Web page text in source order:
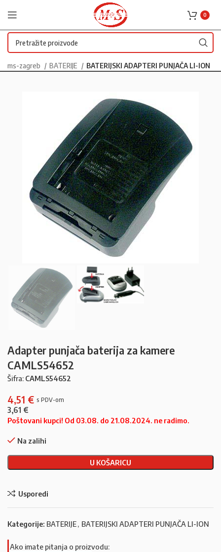
0
ms-zagreb BATERIJE BATERIJSKI ADAPTERI PUNJAČA LI-ION
Adapter punjača baterija za kamere
CAMLS54652
Šifra: CAMLS54652
4,51 €
3,61 €
Poštovani kupci! Od 03.08. do 21.08.2024. ne radimo.
Na zalihi
U KOŠARICU
Usporedi
Kategorije: BATERIJE, BATERIJSKI ADAPTERI PUNJAČA LI-ION
Ako imate pitanja o proizvodu: